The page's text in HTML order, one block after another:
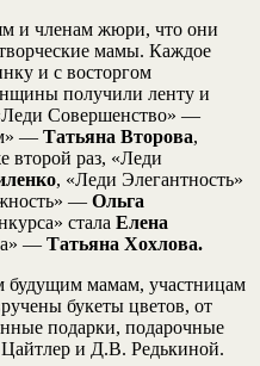
и членам жюри, что они
мамы. Каждое
и с восторгом
получили ленту и
Совершенство» —
— Татьяна Второва,
второй раз, «Леди
, «Леди Элегантность»
— Ольга
стала Елена
— Татьяна Хохлова.
будущим мамам, участницам
букеты цветов, от
подарки, подарочные
и Д.В. Редькиной.